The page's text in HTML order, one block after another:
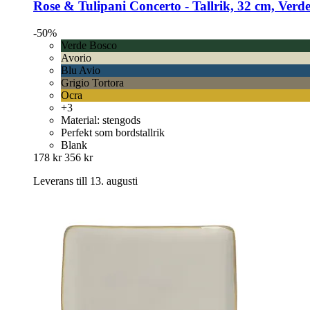
Rose & Tulipani Concerto -​ Tallrik, 32 cm,
-50%
Verde Bosco
Avorio
Blu Avio
Grigio Tortora
Ocra
+3
Material: stengods
Perfekt som bordstallrik
Blank
178 kr 356 kr
Leverans till 13. augusti